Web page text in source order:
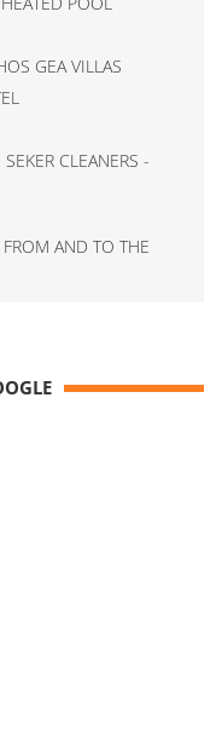
GEA VILLAS
CLEANERS -
FROM AND TO THE